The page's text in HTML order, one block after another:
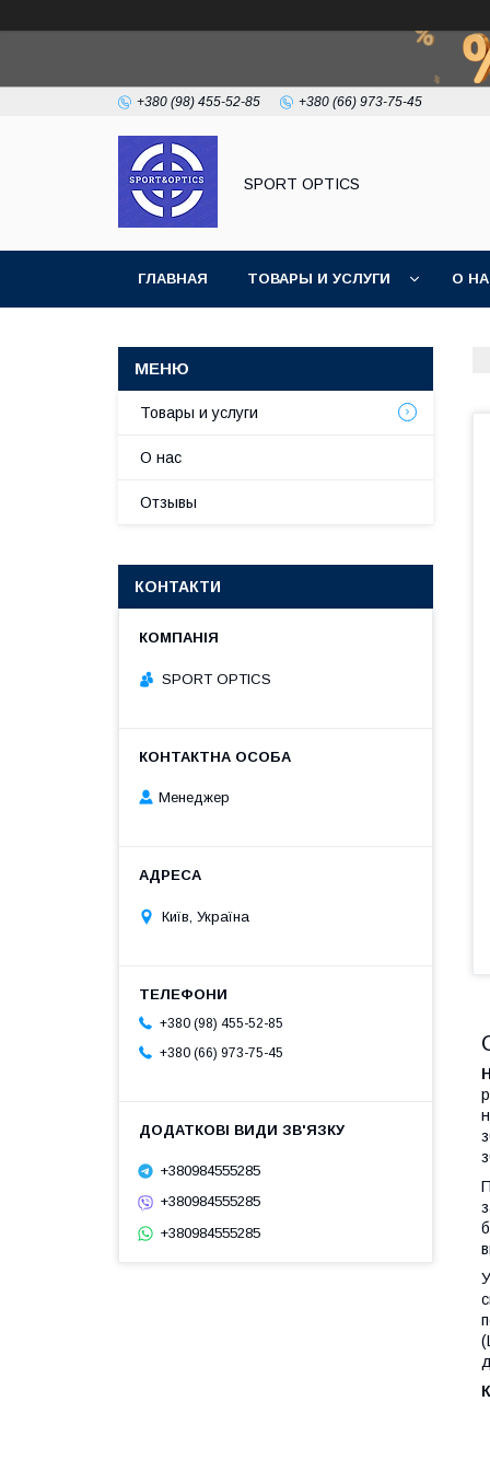
+380 (98) 455-52-85 +380 (66) 973-75-45
SPORT OPTICS
ГЛАВНАЯ ТОВАРЫ И УСЛУГИ О
Товары и услуги
О нас
Отзывы
КОНТАКТИ
SPORT OPTICS
Менеджер
Київ, Україна
+380 (98) 455-52-85
+380 (66) 973-75-45
+380984555285
+380984555285
+380984555285